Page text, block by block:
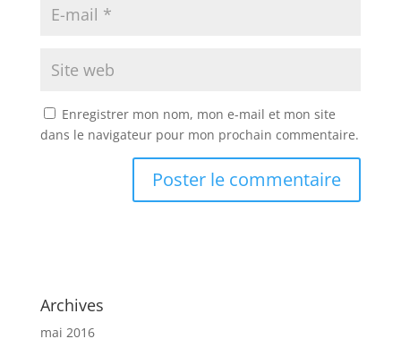
Enregistrer mon nom, mon e-mail et mon site
dans le navigateur pour mon prochain commentaire.
Archives
mai 2016